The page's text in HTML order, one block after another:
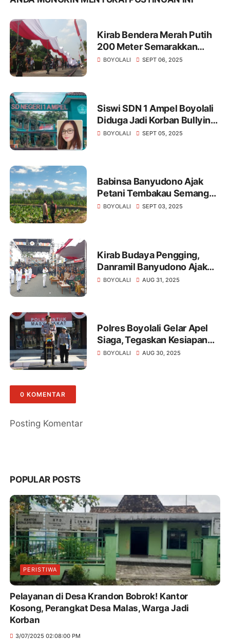
Kirab Bendera Merah Putih
200 Meter Semarakkan
Merti Desa Pojok Boyolali
BOYOLALI SEPT 06, 2025
Siswi SDN 1 Ampel Boyolali
Diduga Jadi Korban Bullying,
Vio Sari Angkat Bicara
BOYOLALI SEPT 05, 2025
Babinsa Banyudono Ajak
Petani Tembakau Semangat
Berkarya
BOYOLALI SEPT 03, 2025
Kirab Budaya Pengging,
Danramil Banyudono Ajak
Warga Lestarikan Tradisi
BOYOLALI AUG 31, 2025
Polres Boyolali Gelar Apel
Siaga, Tegaskan Kesiapan
Personel Hadapi Situasi
BOYOLALI AUG 30, 2025
0 KOMENTAR
Posting Komentar
POPULAR POSTS
PERISTIWA
Pelayanan di Desa Krandon Bobrok! Kantor
Kosong, Perangkat Desa Malas, Warga Jadi
Korban
3/07/2025 02:08:00 PM